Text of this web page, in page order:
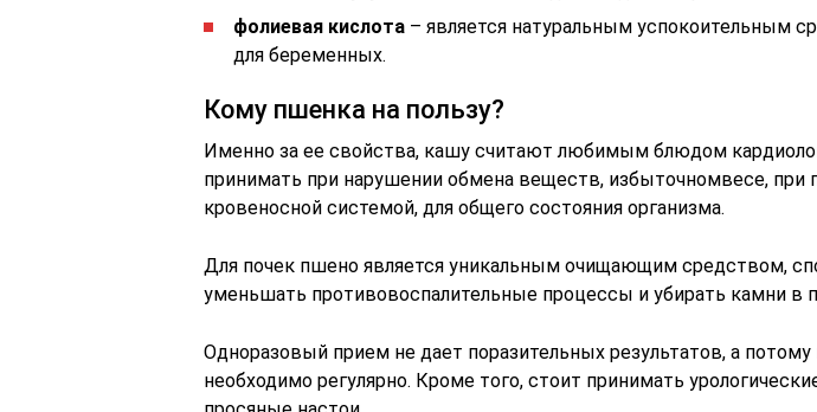
фолиевая кислота – является натуральным успокоительным
для беременных.
Кому пшенка на пользу?
Именно за ее свойства, кашу считают любимым блюдом
принимать при нарушении обмена веществ, избыточномвесе, при
кровеносной системой, для общего состояния организма.
Для почек пшено является уникальным очищающим средством,
уменьшать противовоспалительные процессы и убирать камни в
Одноразовый прием не дает поразительных результатов, а
необходимо регулярно. Кроме того, стоит принимать